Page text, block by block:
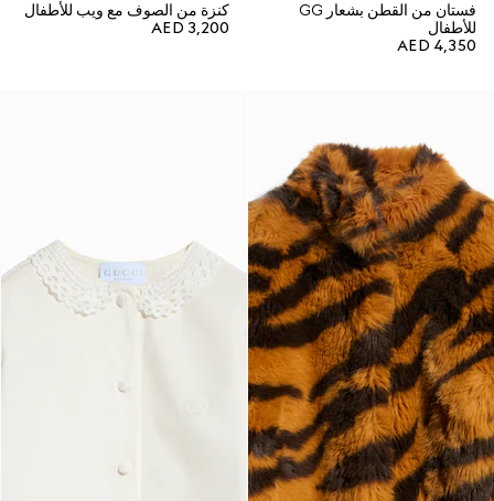
فستان من القطن بشعار GG
للأطفال
AED 4,350
كنزة من الصوف مع ويب للأطفال
AED 3,200